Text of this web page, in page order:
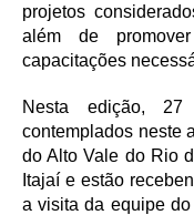
projetos
além de
capacitações
Nesta edição, 27
contemplados neste
do Alto Vale do Rio
Itajaí e estão
a visita da equipe